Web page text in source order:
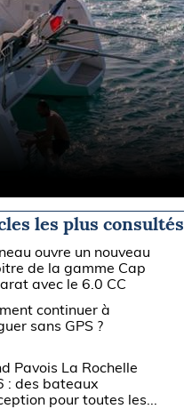
les plus consultés
ouvre un nouveau
de la gamme Cap
avec le 6.0 CC
continuer à
sans GPS ?
Pavois La Rochelle
: des bateaux
pour toutes les...